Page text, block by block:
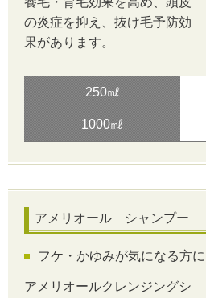
の炎症を抑え、抜け毛予防効
果があります。
250㎖
1000㎖
アメリオール シャンプー
フケ・かゆみが気になる方に
アメリオールクレンジングシ